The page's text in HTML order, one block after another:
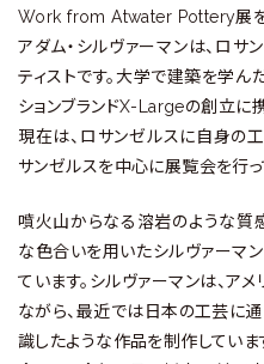
Work from Atwater Pottery展を
アダム・シルヴァーマンは、ロ
ティストです。大学で建築を学ん
ションブランドX-Largeの創立に
現在は、ロサンゼルスに自身の
サンゼルスを中心に展覧会を行っ
噴火山からなる溶岩のような質
な色合いを用いたシルヴァーマ
ています。シルヴァーマンは、ア
ながら、最近では日本の工芸に
識したような作品を制作していま